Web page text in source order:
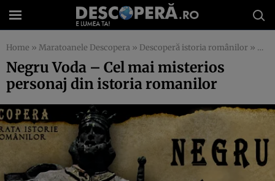
Home » Maratoanele Descopera » Descoperă istoria românilor »
Negru Voda – Cel mai misterios
personaj din istoria romanilor